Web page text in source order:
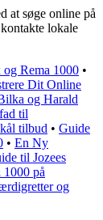
at søge online på
lokale
Rema 1000 •
Dit Online
og Harald
til
tilbud • Guide
• En Ny
til Jozees
på
og